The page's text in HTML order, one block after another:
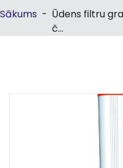
Sākums - Ūdens filtru
č...